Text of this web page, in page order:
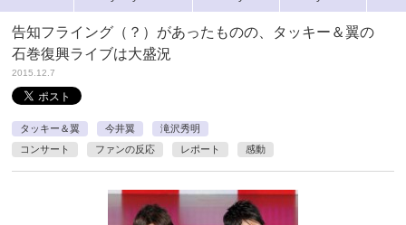
告知フライング（？）があったものの、タッキー＆翼の
石巻復興ライブは大盛況
2015.12.7
タッキー＆翼 今井翼
滝沢秀明
コンサート
ファンの反応 レポート 感動